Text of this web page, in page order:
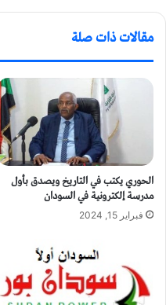
مقالات ذات صلة
الحوري يكتب في التاريخ ويصدق بأول
مدرسة إلكترونية في السودان
فبراير 15, 2024